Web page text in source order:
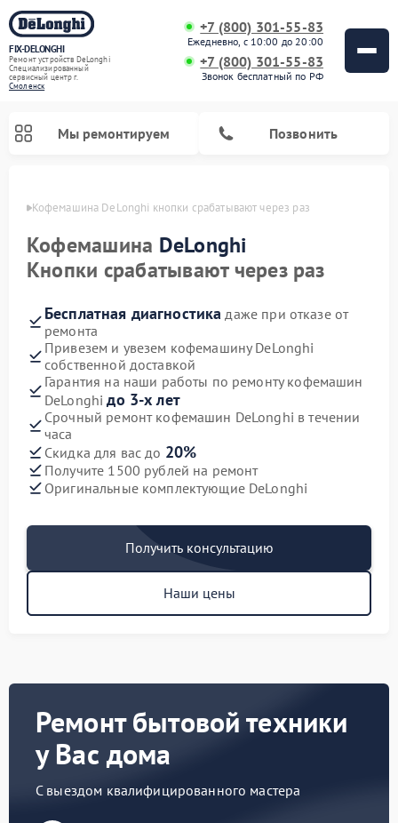
FIX-DELONGHI
Ремонт устройств DeLonghi
Специализированный
cервисный центр г.
Смоленск
+7 (800) 301-55-83
Ежедневно, с 10:00 до 20:00
+7 (800) 301-55-83
Звонок бесплатный по РФ
Мы ремонтируем Позвонить
Кофемашина DeLonghi кнопки срабатывают через раз
Кофемашина DeLonghi
Кнопки срабатывают через раз
Бесплатная диагностика даже при отказе от
ремонта
Привезем и увезем кофемашину DeLonghi
собственной доставкой
Гарантия на наши работы по ремонту кофемашин
DeLonghiдо 3-х лет
Срочный ремонт кофемашин DeLonghi в течении
часа
Скидка для вас до 20%
Получите 1500 рублей на ремонт
Оригинальные комплектующие DeLonghi
Получить консультацию
Наши цены
Ремонт бытовой техники
у Вас дома
С выездом квалифицированного мастера